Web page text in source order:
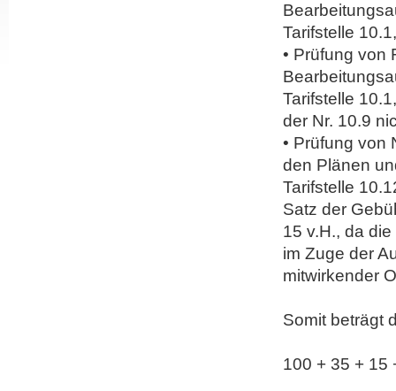
Tarifstelle
• Prüfung von
Tarifstelle
der Nr. 10.9
• Prüfung von
den Plänen
Tarifstelle
Satz der
15 v.H., da
im Zuge der
mitwirkender
Somit beträgt
100 + 35 + 15